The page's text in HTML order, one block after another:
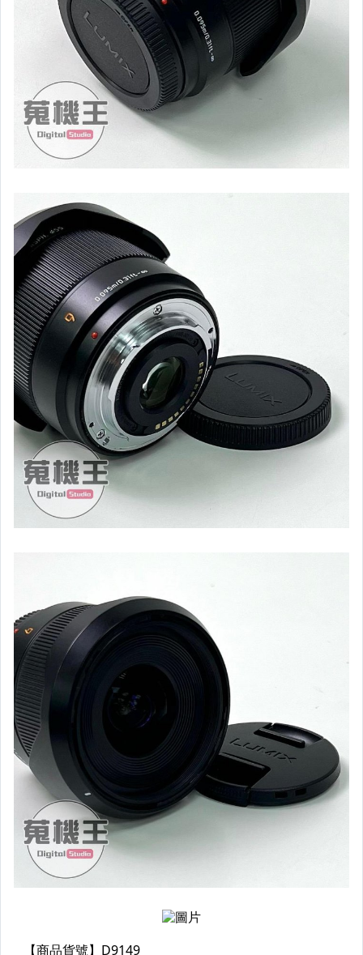
【手機】Asus
【手機】LG
【手機】Google
【手機】Motorola
【手機】其它手機
【單眼相機】Nikon
【單眼相機】Sony
【單眼相機】Olympus
【單眼相機】Panasonic
【單眼相機】Pentax
【單眼相機】Fujifilm
【單眼相機】其它廠牌
【鏡頭】For Canon
【鏡頭】For Nikon
【鏡頭】For Sony
【鏡頭】For Pentax
【鏡頭】For Fujifilm
【鏡頭】For Leica
【鏡頭】其他類別鏡頭
● 平板 / 蘋果 IOS
● 平板 / 安卓 Android
● 筆電 / Mac 系統
● 筆電 / Windows 系統
● 智慧型手錶 / 穿戴裝置
● 桌上型電腦主機